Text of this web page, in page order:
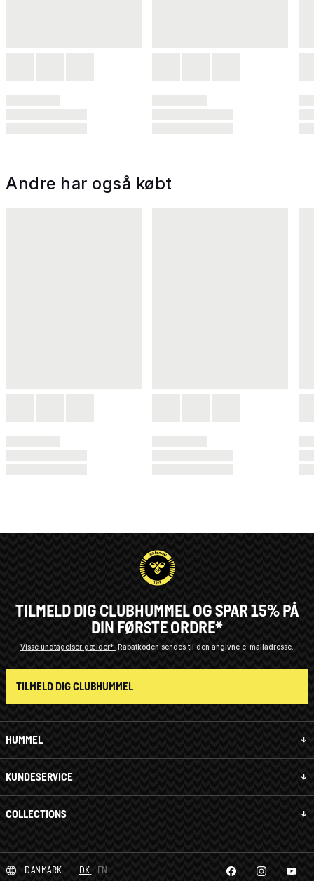
Andre har også købt
HUMMEL
KUNDESERVICE
COLLECTIONS
TILMELD DIG CLUBHUMMEL OG SPAR 15% PÅ
DIN FØRSTE ORDRE*
Visse undtagelser gælder* Rabatkoden sendes til den angivne e-mailadresse.
TILMELD DIG CLUBHUMMEL
DANMARK DK EN